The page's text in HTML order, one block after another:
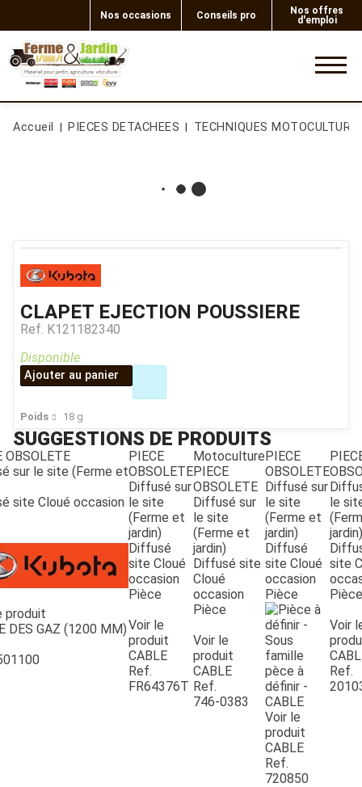
Nos occasions Conseils pro
Nos offres
d'emploi
JOUET
ESPACES VERTS
QUAD SSV UTV
PIECES DETACHEES
Accueil PIECES DETACHEES TECHNIQUES MOTOCULTURE
CLAPET EJECTION POUSSIERE
Ref. K121182340
Poids 18 g
Disponible
Ajouter au panier
SUGGESTIONS DE PRODUITS
OBSOLETE
sur le site (Ferme et
site Cloué occasion
produit
DES GAZ (1200 MM)
PIECE
OBSOLETE
Diffusé sur
le site
(Ferme et
jardin)
Diffusé
site Cloué
occasion
Pièce
Voir le
produit
CABLE
Ref.
FR64376T
Motoculture
PIECE
OBSOLETE
Diffusé sur
le site
(Ferme et
jardin)
Diffusé site
Cloué
occasion
Pièce
Voir le
produit
CABLE
Ref.
746-0383
PIECE
OBSOLETE
Diffusé sur
le site
(Ferme et
jardin)
Diffusé
site Cloué
occasion
Pièce
Voir le
produit
CABLE
Ref.
720850
le
jardin)
site
Pièce
Voir
Ref.